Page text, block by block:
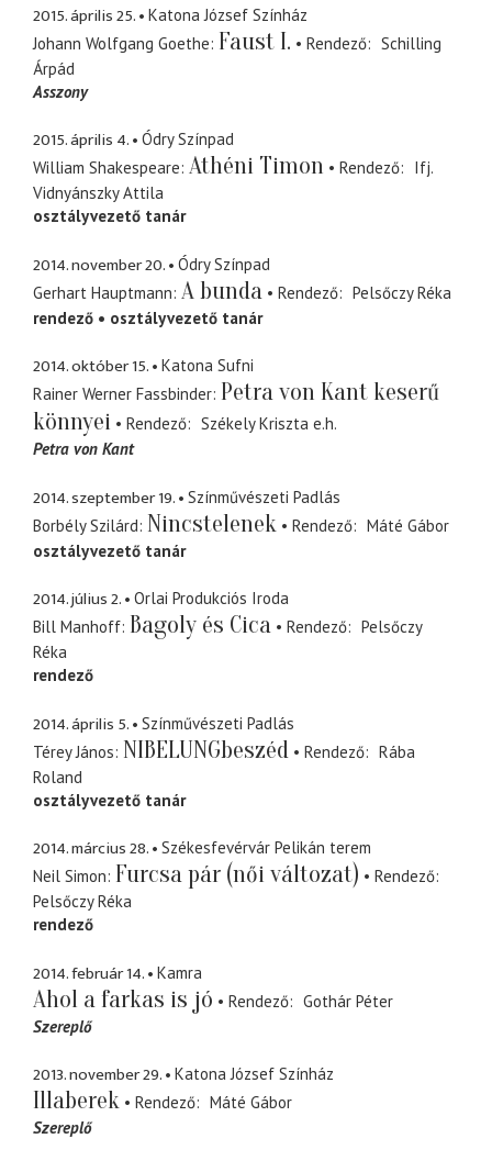
2015. április 25.
Katona József Színház
Johann Wolfgang Goethe Faust I. Rendező
Schilling
Árpád
Asszony
2015. április 4.
Ódry Színpad
William Shakespeare Athéni Timon Rendező
Ifj.
Vidnyánszky Attila
osztályvezető tanár
2014. november 20.
Ódry Színpad
Gerhart Hauptmann A bunda Rendező
Pelsőczy Réka
rendező
osztályvezető tanár
2014. október 15.
Katona Sufni
Rainer Werner Fassbinder Petra von Kant keserű
könnyei
Rendező Székely Kriszta e.h.
Petra von Kant
2014. szeptember 19.
Színművészeti Padlás
Borbély Szilárd Nincstelenek Rendező
Máté Gábor
osztályvezető tanár
2014. július 2.
Orlai Produkciós Iroda
Bill Manhoff Bagoly és Cica Rendező
Pelsőczy
Réka
rendező
2014. április 5.
Színművészeti Padlás
Térey János NIBELUNGbeszéd Rendező
Rába
Roland
osztályvezető tanár
2014. március 28.
Székesfevérvár Pelikán terem
Neil Simon Furcsa pár (női változat)
Rendező
Pelsőczy Réka
rendező
2014. február 14. Kamra
Ahol a farkas is jó Rendező
Gothár Péter
Szereplő
2013. november 29. Katona József Színház
Illaberek Rendező
Máté Gábor
Szereplő